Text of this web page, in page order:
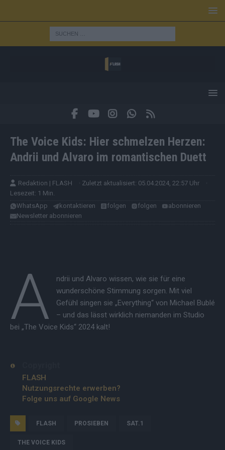
The Voice Kids: Hier schmelzen Herzen:
Andrii und Alvaro im romantischen Duett
Redaktion | FLASH · Zuletzt aktualisiert: 05.04.2024, 22:57 Uhr
·
Lesezeit: 1 Min.
WhatsApp
kontaktieren folgen folgen
abonnieren
Newsletter abonnieren
A
ndrii und Alvaro wissen, wie sie für eine
wunderschöne Stimmung sorgen. Mit viel
Gefühl singen sie „Everything“ von Michael Bublé
– und das lässt wirklich niemanden im Studio
bei „The Voice Kids“ 2024 kalt!
FLASH
Nutzungsrechte erwerben?
Folge uns auf Google News
FLASH PROSIEBEN SAT.1
THE VOICE KIDS